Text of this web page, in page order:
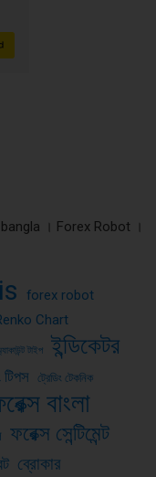
। Forex Robot ।
forex robot
Chart
টাইপ ইন্ডিকেটর
টিপস ট্রেডিং টেকনিক
বাংলা
ফরেক্স সেন্টিমেন্ট
ব্রোকার